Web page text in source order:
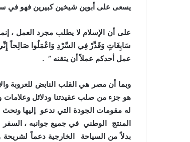
يسعى على أبوين شيخين كبيرين فهو في
على أن الإسلام لا يطلب مجرد العمل ،
سَابِغَاتٍ وَقَدِّرْ فِي السَّرْدِ وَاعْمَلُوا صَالِحاً
عمل أحدكم عملاً أن يتقنه ” .
وبما أن مصر هي القلب النابض للعروبة
هو جزء من صلب عقيدتنا ودلائل وعلامات
له مقومات الجودة التي ندعو إليها
المنتج الوطني في جميع جوانبه ، السفر
بدلاً من السياحة الخارجية دعماً